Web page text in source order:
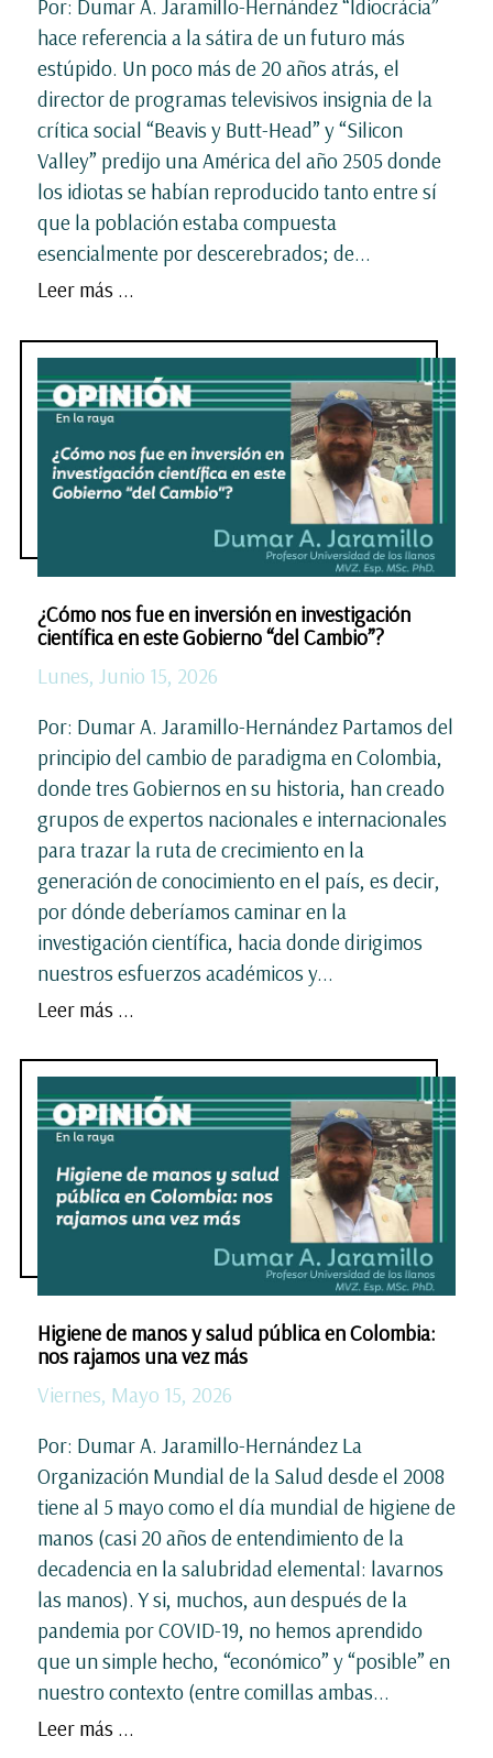
Por: Dumar A. Jaramillo-Hernández “Idiocrácia”
hace referencia a la sátira de un futuro más
estúpido. Un poco más de 20 años atrás, el
director de programas televisivos insignia de la
crítica social “Beavis y Butt-Head” y “Silicon
Valley” predijo una América del año 2505 donde
los idiotas se habían reproducido tanto entre sí
que la población estaba compuesta
esencialmente por descerebrados; de...
Leer más ...
¿Cómo nos fue en inversión en investigación
científica en este Gobierno “del Cambio”?
Lunes, Junio 15, 2026
Por: Dumar A. Jaramillo-Hernández Partamos del
principio del cambio de paradigma en Colombia,
donde tres Gobiernos en su historia, han creado
grupos de expertos nacionales e internacionales
para trazar la ruta de crecimiento en la
generación de conocimiento en el país, es decir,
por dónde deberíamos caminar en la
investigación científica, hacia donde dirigimos
nuestros esfuerzos académicos y...
Leer más ...
Higiene de manos y salud pública en Colombia:
nos rajamos una vez más
Viernes, Mayo 15, 2026
Por: Dumar A. Jaramillo-Hernández La
Organización Mundial de la Salud desde el 2008
tiene al 5 mayo como el día mundial de higiene de
manos (casi 20 años de entendimiento de la
decadencia en la salubridad elemental: lavarnos
las manos). Y si, muchos, aun después de la
pandemia por COVID-19, no hemos aprendido
que un simple hecho, “económico” y “posible” en
nuestro contexto (entre comillas ambas...
Leer más ...